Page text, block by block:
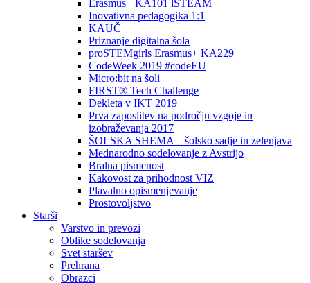
Erasmus+ KA101 lSTEAM
Inovativna pedagogika 1:1
KAUČ
Priznanje digitalna šola
proSTEMgirls Erasmus+ KA229
CodeWeek 2019 #codeEU
Micro:bit na šoli
FIRST® Tech Challenge
Dekleta v IKT 2019
Prva zaposlitev na področju vzgoje in
izobraževanja 2017
ŠOLSKA SHEMA – šolsko sadje in zelenjava
Mednarodno sodelovanje z Avstrijo
Bralna pismenost
Kakovost za prihodnost VIZ
Plavalno opismenjevanje
Prostovoljstvo
Starši
Varstvo in prevozi
Oblike sodelovanja
Svet staršev
Prehrana
Obrazci